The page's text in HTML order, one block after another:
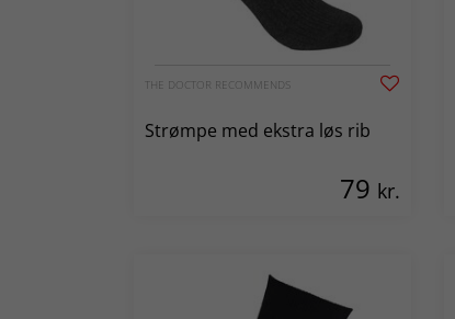
THE DOCTOR RECOMMENDS
Strømpe med ekstra løs rib
79 kr.